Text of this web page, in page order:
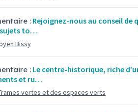
: Rejoignez-nous au conseil de
sujets to…
Bissy
: Le centre-historique, riche
et ru…
vertes et des espaces verts